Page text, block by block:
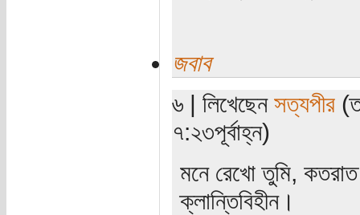
জবাব
৬ | লিখেছেন সত্যপীর
৭:২৩পূর্বাহ্ন)
মনে রেখো তুমি,
ক্লান্তিবিহীন।